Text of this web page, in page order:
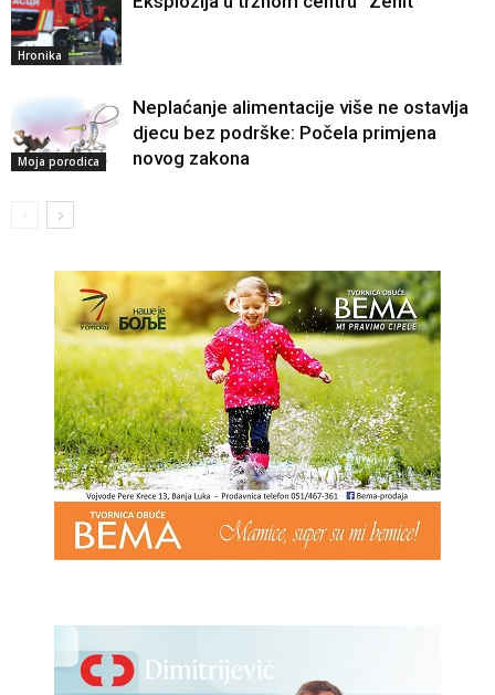
Hronika
Moja porodica
Neplaćanje alimentacije više ne ostavlja
djecu bez podrške: Počela primjena
novog zakona